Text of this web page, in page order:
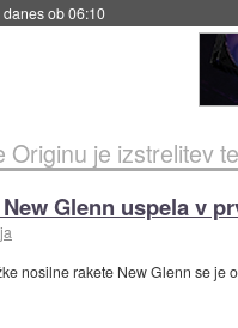
danes ob 06:10
Originu je izstrelitev
Glenn uspela v
nosilne rakete New Glenn se je